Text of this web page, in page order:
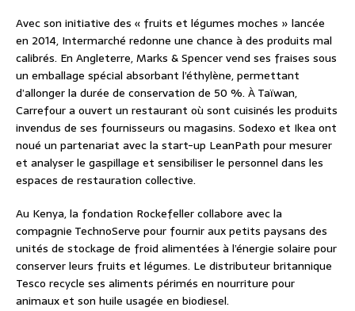
Avec son initiative des « fruits et légumes moches » lancée
en 2014, Intermarché redonne une chance à des produits mal
calibrés. En Angleterre, Marks & Spencer vend ses fraises sous
un emballage spécial absorbant l’éthylène, permettant
d’allonger la durée de conservation de 50 %. À Taïwan,
Carrefour a ouvert un restaurant où sont cuisinés les produits
invendus de ses fournisseurs ou magasins. Sodexo et Ikea ont
noué un partenariat avec la start-up LeanPath pour mesurer
et analyser le gaspillage et sensibiliser le personnel dans les
espaces de restauration collective.
Au Kenya, la fondation Rockefeller collabore avec la
compagnie TechnoServe pour fournir aux petits paysans des
unités de stockage de froid alimentées à l’énergie solaire pour
conserver leurs fruits et légumes. Le distributeur britannique
Tesco recycle ses aliments périmés en nourriture pour
animaux et son huile usagée en biodiesel.